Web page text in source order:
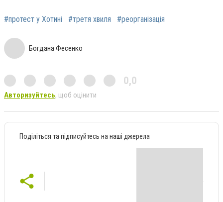
#протест у Хотині #третя хвиля #реорганізація
Богдана Фесенко
0,0
Авторизуйтесь, щоб оцінити
Поділіться та підписуйтесь на наші джерела